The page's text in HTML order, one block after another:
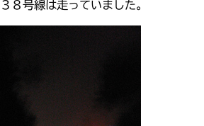
８号線は走っていました。